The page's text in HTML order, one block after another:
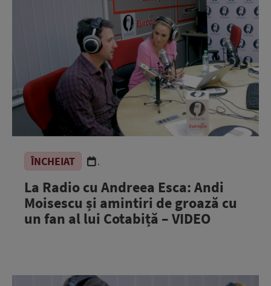
ÎNCHEIAT .
La Radio cu Andreea Esca: Andi
Moisescu și amintiri de groază cu
un fan al lui Cotabiță – VIDEO